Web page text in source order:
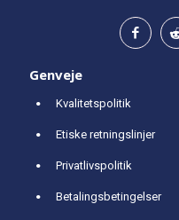
Genveje
Kvalitetspolitik
Etiske retningslinjer
Privatlivspolitik
Betalingsbetingelser